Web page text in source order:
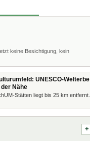
keine Besichtigung, kein
UNESCO-Welterbe
der Nähe
Stätten liegt bis 25 km entfernt.